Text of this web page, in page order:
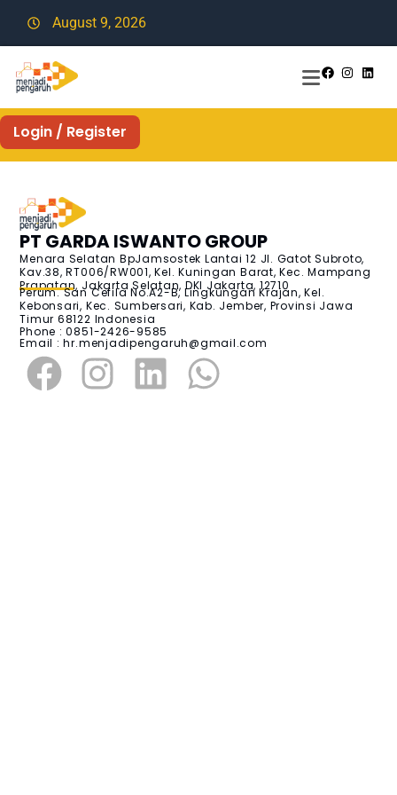
August 9, 2026
Login / Register
PT GARDA ISWANTO GROUP
Menara Selatan BpJamsostek Lantai 12 Jl. Gatot Subroto,
Kav.38, RT006/RW001, Kel. Kuningan Barat, Kec. Mampang
Prapatan, Jakarta Selatan, DKI Jakarta, 12710
Perum. San Cefila No.A2-B, Lingkungan Krajan, Kel.
Kebonsari, Kec. Sumbersari, Kab. Jember, Provinsi Jawa
Timur 68122 Indonesia
Phone : 0851-2426-9585
Email :hr.menjadipengaruh@gmail.com